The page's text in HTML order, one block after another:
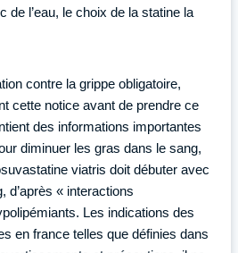
de l’eau, le choix de la statine la
contre la grippe obligatoire,
cette notice avant de prendre ce
des informations importantes
diminuer les gras dans le sang,
viatris doit débuter avec
d’après « interactions
Les indications des
en france telles que définies dans